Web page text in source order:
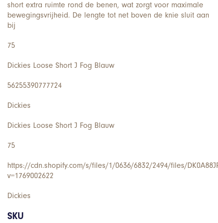
short extra ruimte rond de benen, wat zorgt voor maximale
bewegingsvrijheid. De lengte tot net boven de knie sluit aan
bij
75
Dickies Loose Short J Fog Blauw
56255390777724
Dickies
Dickies Loose Short J Fog Blauw
75
https://cdn.shopify.com/s/files/1/0636/6832/2494/files/
v=1769002622
Dickies
SKU